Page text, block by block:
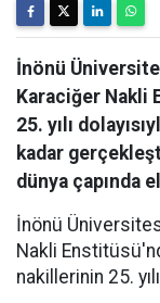
İnönü
Karaciğer Nakli
25. yılı
kadar
dünya çapında
İnönü
Nakli
nakillerinin 25.